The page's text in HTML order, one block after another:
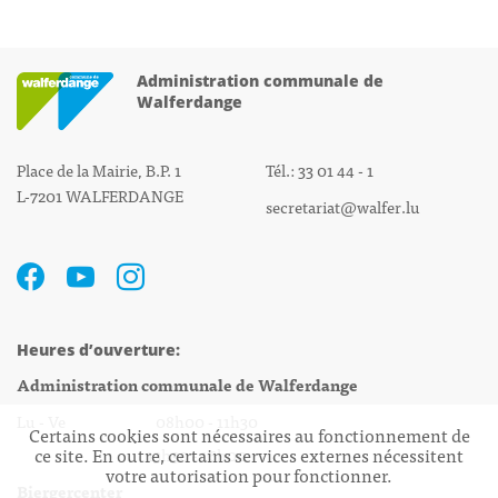
Administration communale de
Walferdange
Place de la Mairie, B.P. 1
L-7201 WALFERDANGE
Tél.: 33 01 44 - 1
secretariat@walfer.lu
Heures d’ouverture:
Administration communale de Walferdange
13h30 - 16h00
Biergercenter
Certains cookies sont nécessaires au fonctionnement de
ce site. En outre, certains services externes nécessitent
votre autorisation pour fonctionner.